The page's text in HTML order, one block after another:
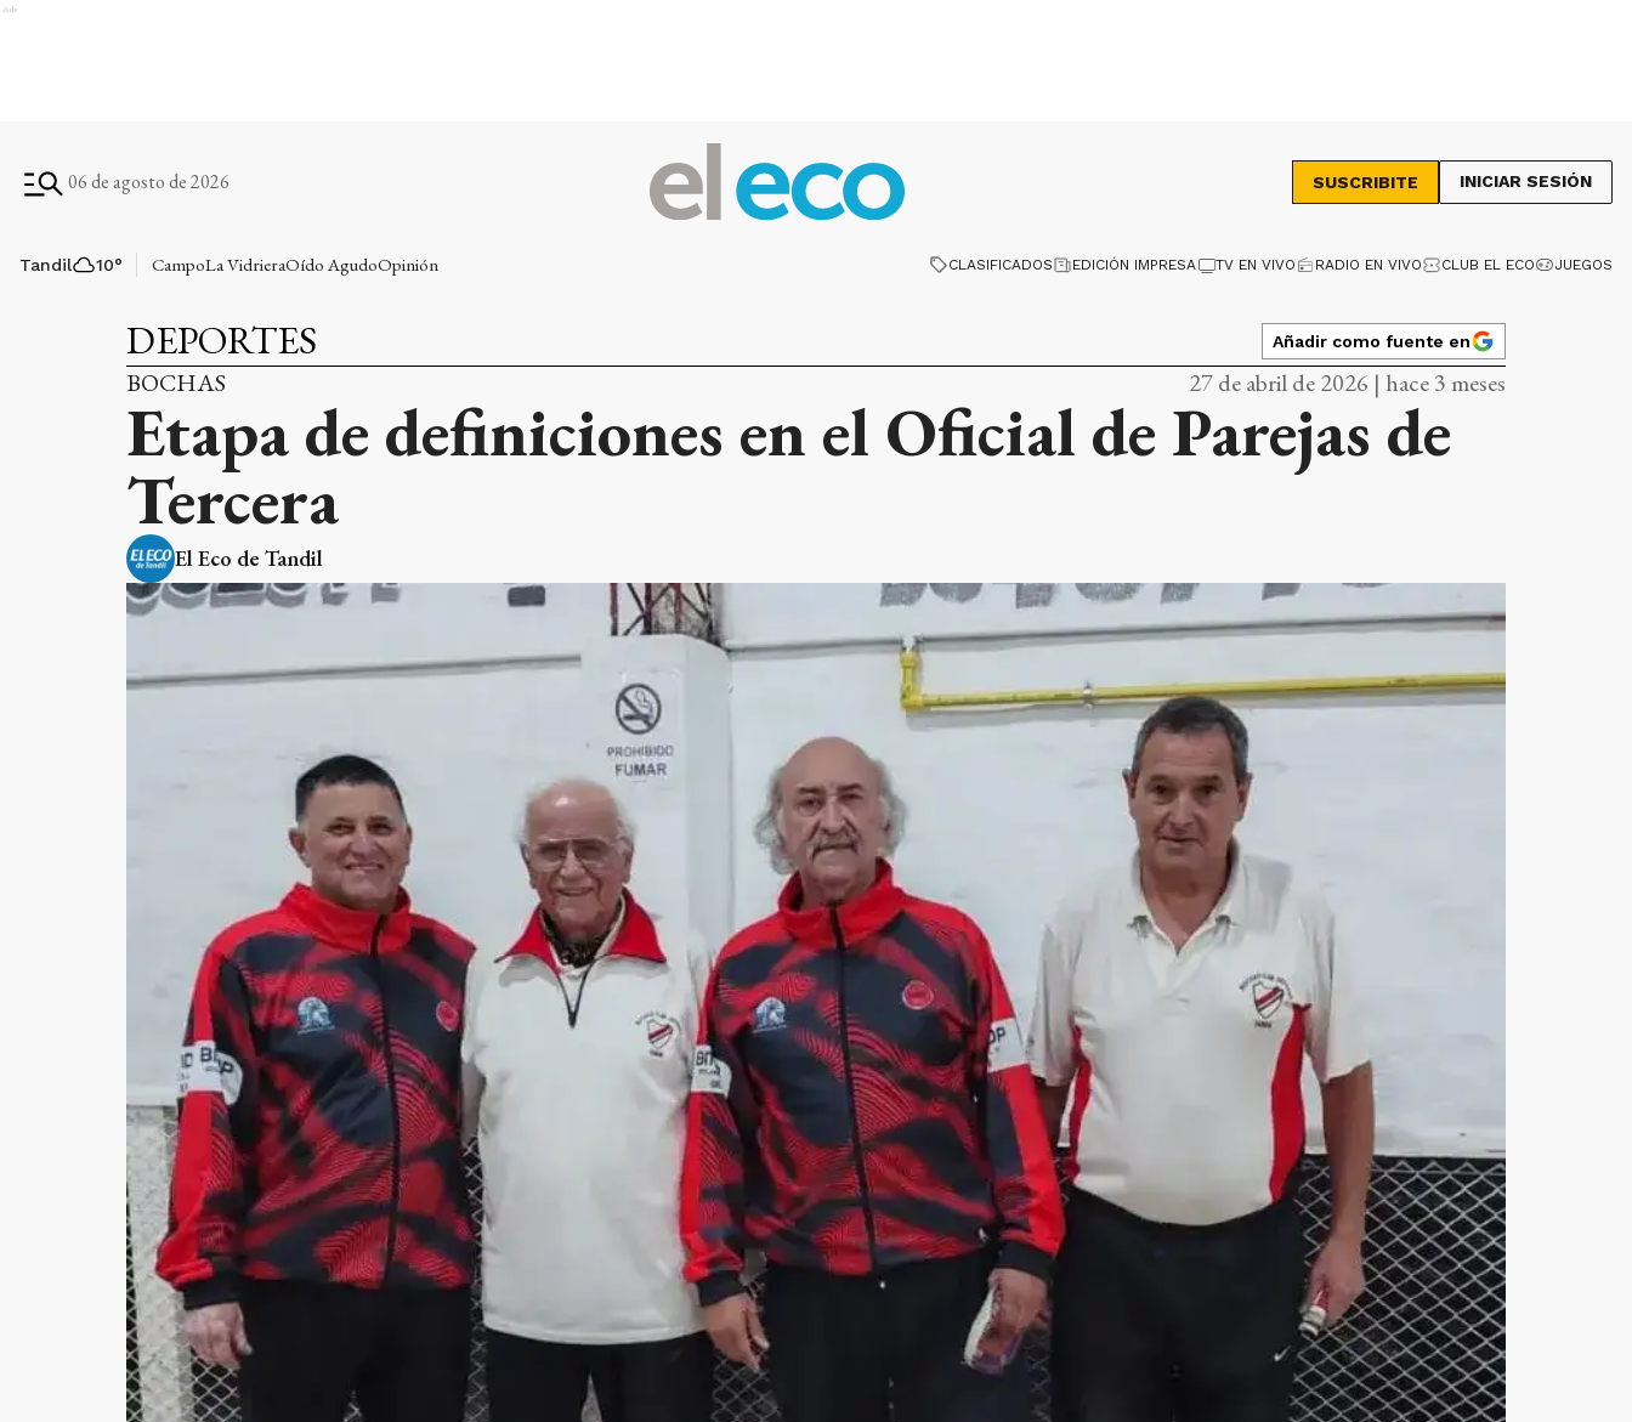
Ads
06 de agosto de 2026 SUSCRIBITE INICIAR SESIÓN
Tandil 10° CampoLa VidrieraOído AgudoOpinión CLASIFICADOS EDICIÓN IMPRESA TV EN VIVO RADIO EN VIVO CLUB EL ECO JUEGOS
DEPORTES Añadir como fuente en
BOCHAS 27 de abril de 2026 | hace 3 meses
Etapa de definiciones en el Oficial de Parejas de
Tercera
El Eco de Tandil